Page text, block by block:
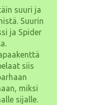
suuri ja
Suurin
ja Spider
siis
miksi
sijalle.